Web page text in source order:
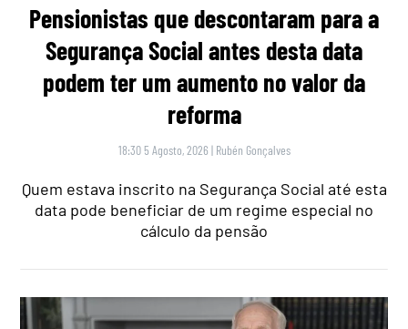
Pensionistas que descontaram para a
Segurança Social antes desta data
podem ter um aumento no valor da
reforma
18:30 5 Agosto, 2026 | Rubén Gonçalves
Quem estava inscrito na Segurança Social até esta
data pode beneficiar de um regime especial no
cálculo da pensão